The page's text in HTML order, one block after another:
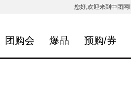
您好,欢迎来到中团网!
团购会 爆品 预购/券